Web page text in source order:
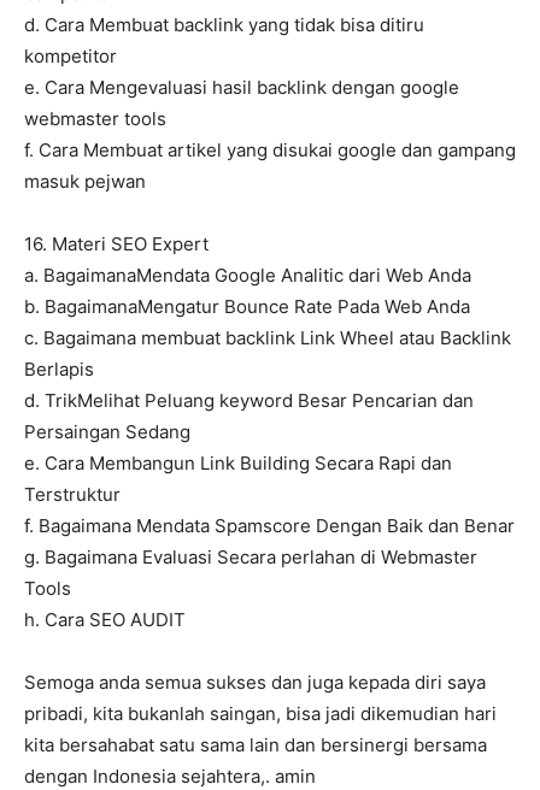
d. Cara Membuat backlink yang tidak bisa ditiru
kompetitor
e. Cara Mengevaluasi hasil backlink dengan google
webmaster tools
f. Cara Membuat artikel yang disukai google dan gampang
masuk pejwan
16. Materi SEO Expert
a. BagaimanaMendata Google Analitic dari Web Anda
b. BagaimanaMengatur Bounce Rate Pada Web Anda
c. Bagaimana membuat backlink Link Wheel atau Backlink
Berlapis
d. TrikMelihat Peluang keyword Besar Pencarian dan
Persaingan Sedang
e. Cara Membangun Link Building Secara Rapi dan
Terstruktur
f. Bagaimana Mendata Spamscore Dengan Baik dan Benar
g. Bagaimana Evaluasi Secara perlahan di Webmaster
Tools
h. Cara SEO AUDIT
Semoga anda semua sukses dan juga kepada diri saya
pribadi, kita bukanlah saingan, bisa jadi dikemudian hari
kita bersahabat satu sama lain dan bersinergi bersama
dengan Indonesia sejahtera,. amin